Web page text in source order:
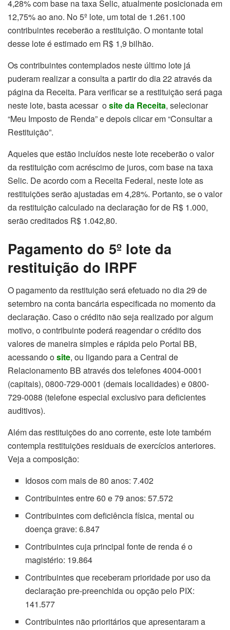
4,28% com base na taxa Selic, atualmente posicionada em
12,75% ao ano. No 5º lote, um total de 1.261.100
contribuintes receberão a restituição. O montante total
desse lote é estimado em R$ 1,9 bilhão.
Os contribuintes contemplados neste último lote já
puderam realizar a consulta a partir do dia 22 através da
página da Receita. Para verificar se a restituição será paga
neste lote, basta acessar osite da Receita, selecionar
“Meu Imposto de Renda” e depois clicar em “Consultar a
Restituição”.
Aqueles que estão incluídos neste lote receberão o valor
da restituição com acréscimo de juros, com base na taxa
Selic. De acordo com a Receita Federal, neste lote as
restituições serão ajustadas em 4,28%. Portanto, se o valor
da restituição calculado na declaração for de R$ 1.000,
serão creditados R$ 1.042,80.
Pagamento do 5º lote da
restituição do IRPF
O pagamento da restituição será efetuado no dia 29 de
setembro na conta bancária especificada no momento da
declaração. Caso o crédito não seja realizado por algum
motivo, o contribuinte poderá reagendar o crédito dos
valores de maneira simples e rápida pelo Portal BB,
acessando osite, ou ligando para a Central de
Relacionamento BB através dos telefones 4004-0001
(capitais), 0800-729-0001 (demais localidades) e 0800-
729-0088 (telefone especial exclusivo para deficientes
auditivos).
Além das restituições do ano corrente, este lote também
contempla restituições residuais de exercícios anteriores.
Veja a composição:
Idosos com mais de 80 anos: 7.402
Contribuintes entre 60 e 79 anos: 57.572
Contribuintes com deficiência física, mental ou
doença grave: 6.847
Contribuintes cuja principal fonte de renda é o
magistério: 19.864
Contribuintes que receberam prioridade por uso da
declaração pre-preenchida ou opção pelo PIX:
141.577
Contribuintes não prioritários que apresentaram a